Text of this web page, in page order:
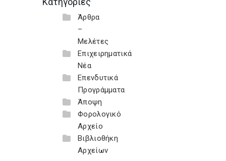
Άρθρα
–
Μελέτες
Επιχειρηματικά
Νέα
Επενδυτικά
Προγράμματα
Άποψη
Φορολογικό
Αρχείο
Βιβλιοθήκη
Αρχείων